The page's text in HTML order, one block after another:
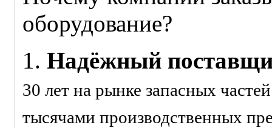
оборудование?
1. Надёжный
30 лет на рынке запасных
тысячами производственных